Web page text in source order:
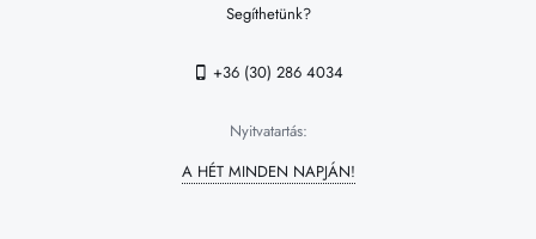
Segíthetünk?
+36 (30) 286 4034
Nyitvatartás:
A HÉT MINDEN NAPJÁN!